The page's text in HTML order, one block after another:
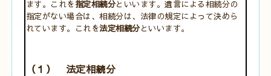
ます。これを指定相続分といいます。遺言による相続分の
指定がない場合は、相続分は、法律の規定によって決めら
れています。これを法定相続分といいます。
（１） 法定相続分